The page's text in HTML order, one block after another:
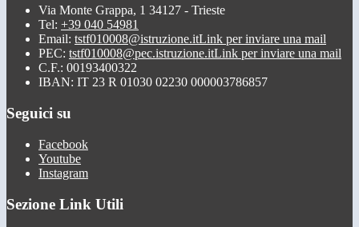
Via Monte Grappa, 1 34127 - Trieste
Tel: +39 040 54981
Email: tstf010008@istruzione.itLink per inviare una mail
PEC: tstf010008@pec.istruzione.itLink per inviare una mail
C.F.: 00193400322
IBAN: IT 23 R 01030 02230 000003786857
Seguici su
Facebook
Youtube
Instagram
Sezione Link Utili